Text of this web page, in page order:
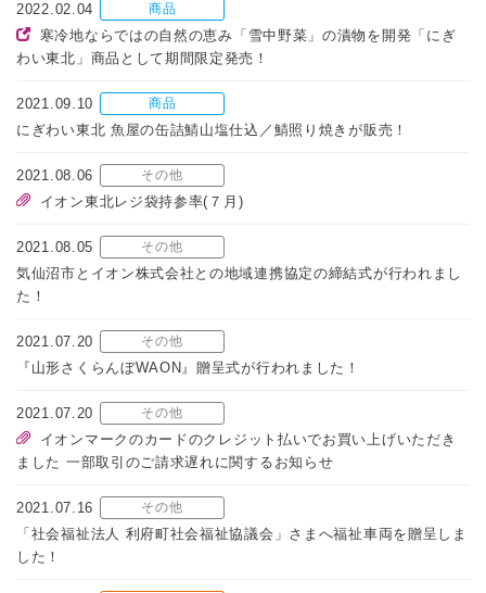
2022.02.04 商品
寒冷地ならではの自然の恵み「雪中野菜」の漬物を開発「にぎ
わい東北」商品として期間限定発売！
2021.09.10 商品
にぎわい東北 魚屋の缶詰鯖山塩仕込／鯖照り焼きが販売！
2021.08.06 その他
イオン東北レジ袋持参率(７月)
2021.08.05 その他
気仙沼市とイオン株式会社との地域連携協定の締結式が行われまし
た！
2021.07.20 その他
『山形さくらんぼWAON』贈呈式が行われました！
2021.07.20 その他
イオンマークのカードのクレジット払いでお買い上げいただき
ました 一部取引のご請求遅れに関するお知らせ
2021.07.16 その他
「社会福祉法人 利府町社会福祉協議会」さまへ福祉車両を贈呈しま
した！